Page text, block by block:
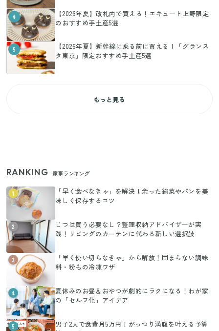
4
【2026年夏】改札内で買える！エキュート上野限定
のおすすめ手土産5選
5
【2026年夏】新幹線に乗る前に買える！「グランス
タ東京」限定おすすめ手土産5選
もっと見る
RANKING 家事ランキング
1
「早く食べなきゃ」を解決！余った総菜やパンを美
味しく保存するコツ
2
じつは買う必要なし？整理収納アドバイザーが実
践！リビングのカーテンに代わる新しい選択肢
3
「早く使い切らなきゃ」から解放！固まらない調味
料・粉もの冷凍ワザ
4
夏休みのお昼＆おやつが劇的にラクになる！わが家
の「セルフ化」アイデア
5
男子2人で食費月5万円！がっつり満腹を叶える予算